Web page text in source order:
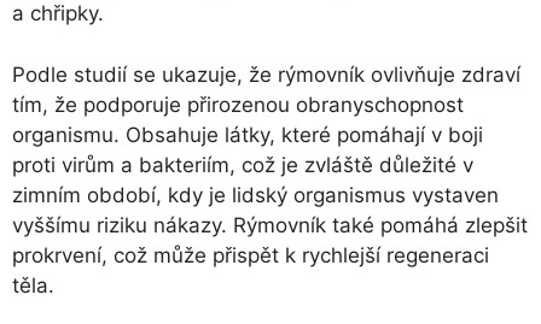
a chřipky.
Podle studií se ukazuje, že rýmovník ovlivňuje zdraví
tím, že podporuje přirozenou obranyschopnost
organismu. Obsahuje látky, které pomáhají v boji
proti virům a bakteriím, což je zvláště důležité v
zimním období, kdy je lidský organismus vystaven
vyššímu riziku nákazy. Rýmovník také pomáhá zlepšit
prokrvení, což může přispět k rychlejší regeneraci
těla.